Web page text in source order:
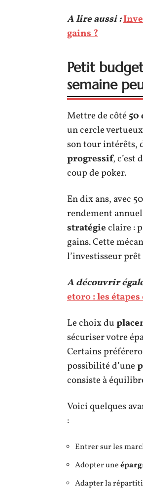
A lire aussi :
gains ?
Petit
semaine
Mettre de côté50
un cercle
son tour intérêts,
progressif, c’est
coup de poker.
En dix ans, avec
rendement
stratégieclaire :
gains. Cette
l’investisseur
A découvrir
etoro : les
Le choix du
sécuriser votre
Certains
possibilité d’une
consiste à
Voici quelques
:
Entrer sur les
Adopter une
Adapter la